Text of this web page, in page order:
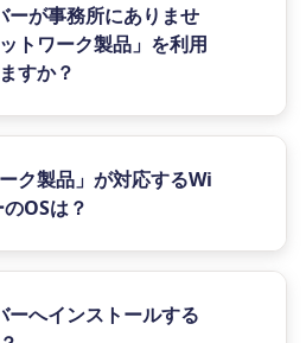
が事務所にありませ
トワーク製品」を利用
すか？
ク製品」が対応するWi
OSは？
へインストールする